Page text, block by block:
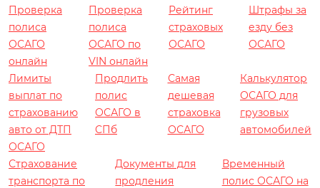
Проверка
полиса
ОСАГО
онлайн
Проверка
полиса
ОСАГО по
VIN онлайн
Рейтинг
страховых
ОСАГО
Штрафы за
езду без
ОСАГО
Лимиты
выплат по
страхованию
авто от ДТП
ОСАГО
Продлить
полис
ОСАГО в
СПб
Самая
дешевая
страховка
ОСАГО
Калькулятор
ОСАГО для
грузовых
автомобилей
Страхование
транспорта по
Документы для
продления
Временный
полис ОСАГО на